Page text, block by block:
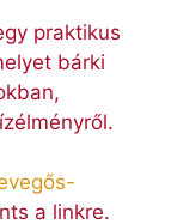
praktikus
bárki
a linkre.